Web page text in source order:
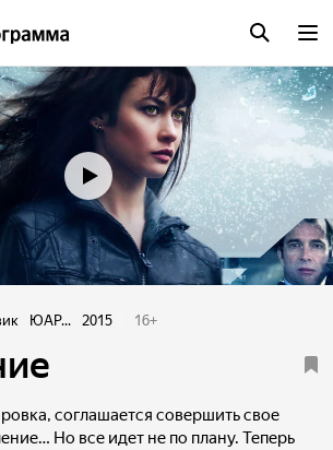
ЮАР... 2015 16+
соглашается совершить свое
Но все идет не по плану. Теперь